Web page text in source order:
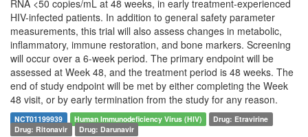
RNA <50 copies/mL at 48 weeks, in early treatment-experienced
HIV-infected patients. In addition to general safety parameter
measurements, this trial will also assess changes in metabolic,
inflammatory, immune restoration, and bone markers. Screening
will occur over a 6-week period. The primary endpoint will be
assessed at Week 48, and the treatment period is 48 weeks. The
end of study endpoint will be met by either completing the Week
48 visit, or by early termination from the study for any reason.
NCT01199939 Human Immunodeficiency Virus (HIV)
Drug: Etravirine
Drug: Ritonavir
Drug: Darunavir